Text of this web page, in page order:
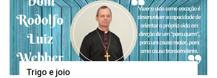
Trigo e joio